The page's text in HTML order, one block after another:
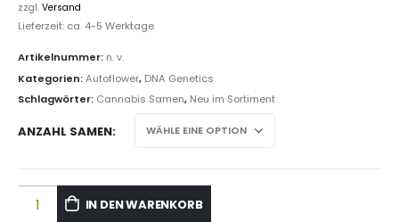
zzgl. Versand
Lieferzeit: ca. 4-5 Werktage
Artikelnummer: n. v.
Kategorien:Autoflower, DNA Genetics
Schlagwörter: Cannabis Samen, Neu im Sortiment
ANZAHL SAMEN
IN DEN WARENKORB